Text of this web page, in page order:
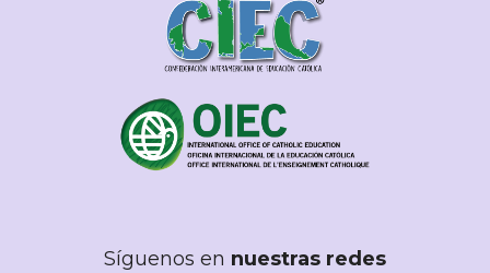
Síguenos en nuestras redes